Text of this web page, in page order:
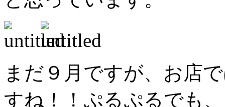
まだ９月ですが、お店
すね！！ぷるぷるでも